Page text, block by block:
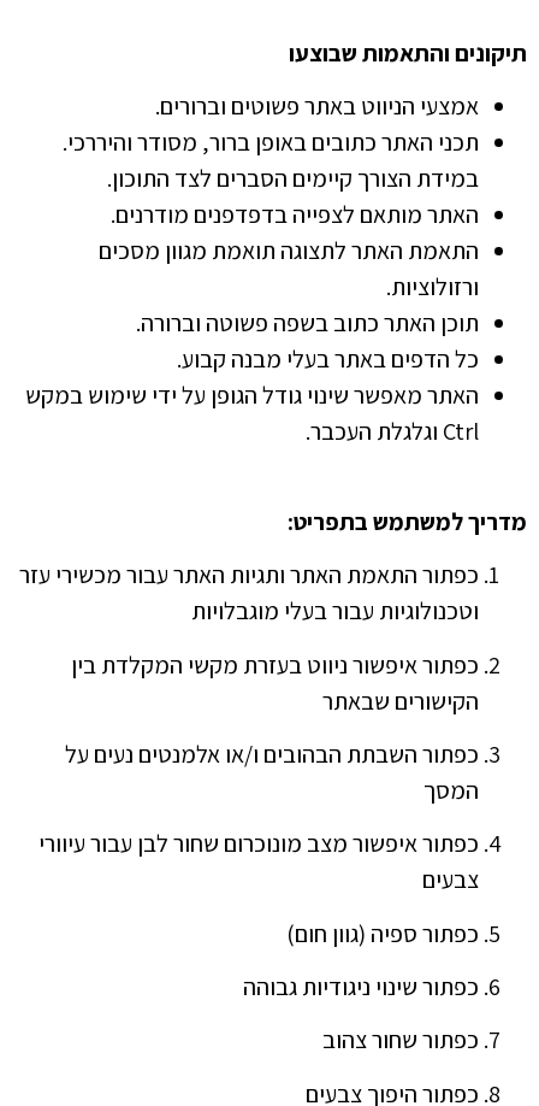
תיקונים והתאמות שבוצעו
אמצעי הניווט באתר פשוטים וברורים.
תכני האתר כתובים באופן ברור, מסודר והיררכי.
במידת הצורך קיימים הסברים לצד התוכון.
האתר מותאם לצפייה בדפדפנים מודרנים.
התאמת האתר לתצוגה תואמת מגוון מסכים
ורזולוציות.
תוכן האתר כתוב בשפה פשוטה וברורה.
כל הדפים באתר בעלי מבנה קבוע.
האתר מאפשר שינוי גודל הגופן על ידי שימוש במקש
Ctrl וגלגלת העכבר.
מדריך למשתמש בתפריט:
כפתור התאמת האתר ותגיות האתר עבור מכשירי עזר
וטכנולוגיות עבור בעלי מוגבלויות
כפתור איפשור ניווט בעזרת מקשי המקלדת בין
הקישורים שבאתר
כפתור השבתת הבהובים ו/או אלמנטים נעים על
המסך
כפתור איפשור מצב מונוכרום שחור לבן עבור עיוורי
צבעים
כפתור ספיה (גוון חום)
כפתור שינוי ניגודיות גבוהה
כפתור שחור צהוב
כפתור היפוך צבעים